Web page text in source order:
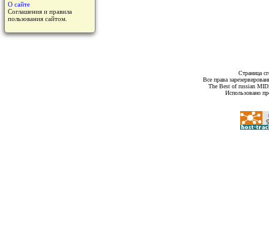
О сайте
Соглашения и правила
пользования сайтом.
Страница
Все права
The Best of russian
Использовано